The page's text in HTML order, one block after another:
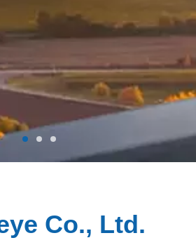
Co., Ltd.